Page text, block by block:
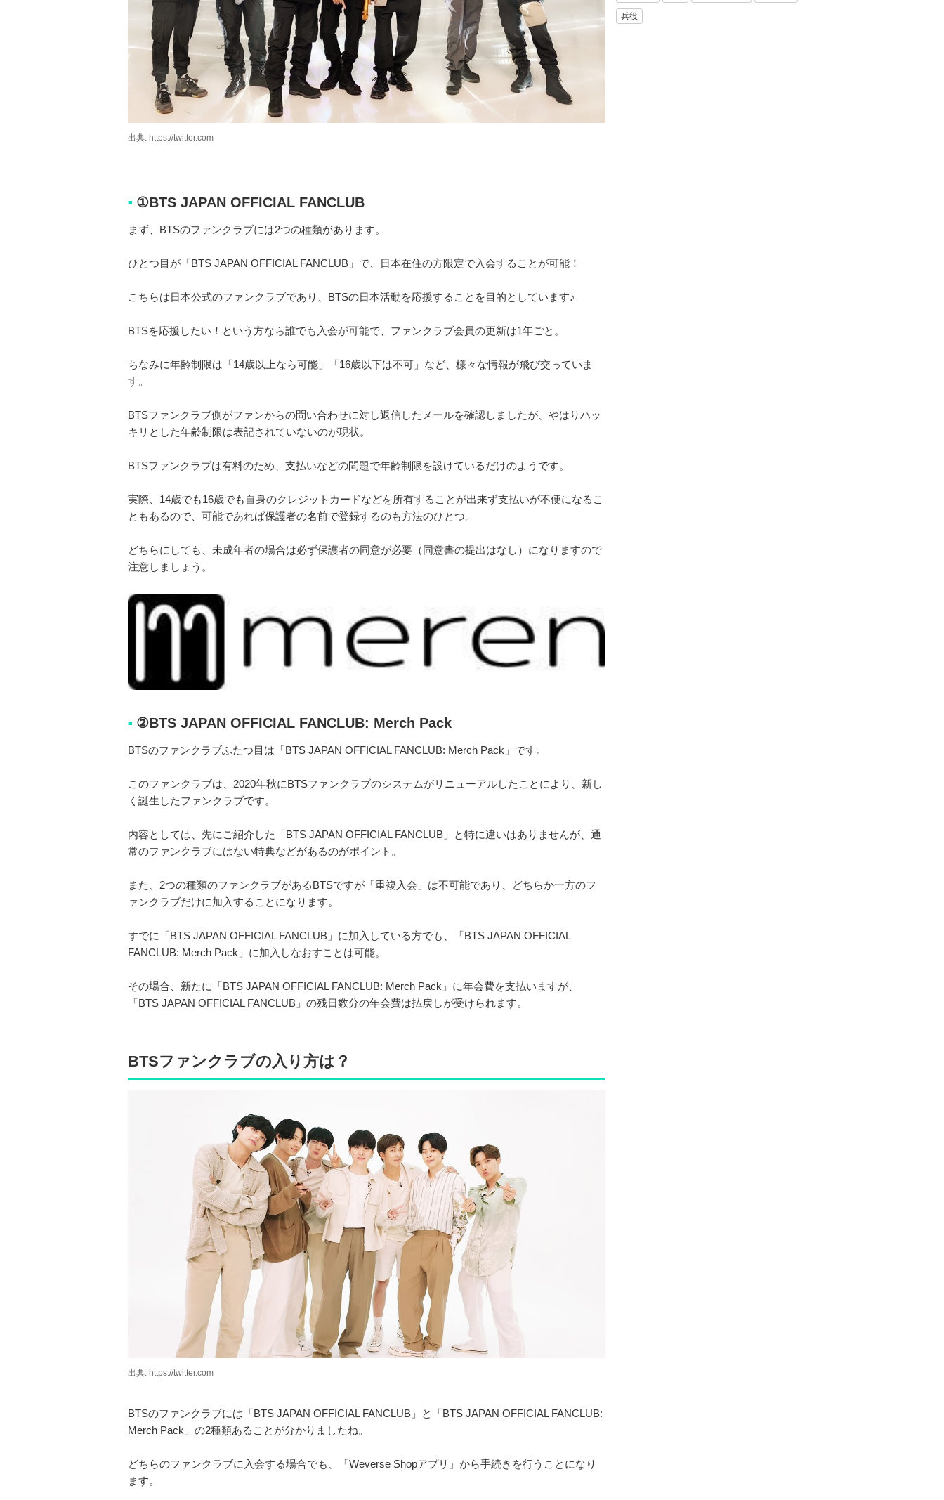
出典: https://twitter.com
■ ①BTS JAPAN OFFICIAL FANCLUB
まず、BTSのファンクラブには2つの種類があります。
ひとつ目が「BTS JAPAN OFFICIAL FANCLUB」で、日本在住の方限定で入会することが可能！
こちらは日本公式のファンクラブであり、BTSの日本活動を応援することを目的としています♪
BTSを応援したい！という方なら誰でも入会が可能で、ファンクラブ会員の更新は1年ごと。
ちなみに年齢制限は「14歳以上なら可能」「16歳以下は不可」など、様々な情報が飛び交っていま
す。
BTSファンクラブ側がファンからの問い合わせに対し返信したメールを確認しましたが、やはりハッ
キリとした年齢制限は表記されていないのが現状。
BTSファンクラブは有料のため、支払いなどの問題で年齢制限を設けているだけのようです。
実際、14歳でも16歳でも自身のクレジットカードなどを所有することが出来ず支払いが不便になるこ
ともあるので、可能であれば保護者の名前で登録するのも方法のひとつ。
どちらにしても、未成年者の場合は必ず保護者の同意が必要（同意書の提出はなし）になりますので
注意しましょう。
■ ②BTS JAPAN OFFICIAL FANCLUB: Merch Pack
BTSのファンクラブふたつ目は「BTS JAPAN OFFICIAL FANCLUB: Merch Pack」です。
このファンクラブは、2020年秋にBTSファンクラブのシステムがリニューアルしたことにより、新し
く誕生したファンクラブです。
内容としては、先にご紹介した「BTS JAPAN OFFICIAL FANCLUB」と特に違いはありませんが、通
常のファンクラブにはない特典などがあるのがポイント。
また、2つの種類のファンクラブがあるBTSですが「重複入会」は不可能であり、どちらか一方のフ
ァンクラブだけに加入することになります。
すでに「BTS JAPAN OFFICIAL FANCLUB」に加入している方でも、「BTS JAPAN OFFICIAL
FANCLUB: Merch Pack」に加入しなおすことは可能。
その場合、新たに「BTS JAPAN OFFICIAL FANCLUB: Merch Pack」に年会費を支払いますが、
「BTS JAPAN OFFICIAL FANCLUB」の残日数分の年会費は払戻しが受けられます。
BTSファンクラブの入り方は？
出典: https://twitter.com
BTSのファンクラブには「BTS JAPAN OFFICIAL FANCLUB」と「BTS JAPAN OFFICIAL FANCLUB:
Merch Pack」の2種類あることが分かりましたね。
どちらのファンクラブに入会する場合でも、「Weverse Shopアプリ」から手続きを行うことになり
ます。
兵役